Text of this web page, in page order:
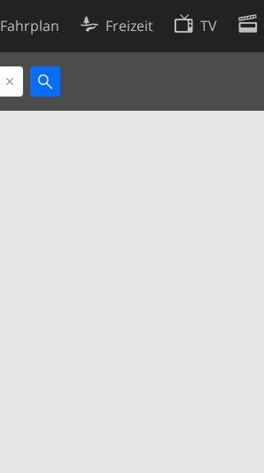
Fahrplan Freizeit TV
Cookie-Richtlinie
Cookie-Einstellungen